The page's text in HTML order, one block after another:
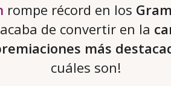
rompe récord en los
de convertir en la
más
cuáles son!